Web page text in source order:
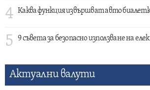
4 Каква функция извършват авто
5 9 съвета за безопасно използване на
Актуални валути